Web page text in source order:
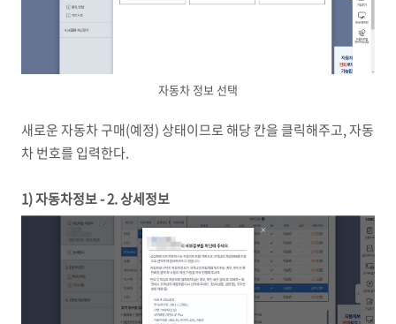
자동차 정보 선택
새로운 자동차 구매(예정) 상태이므로 해당 칸을 클릭해주고, 자동
차 번호를 입력한다.
1) 자동차정보 - 2. 상세정보